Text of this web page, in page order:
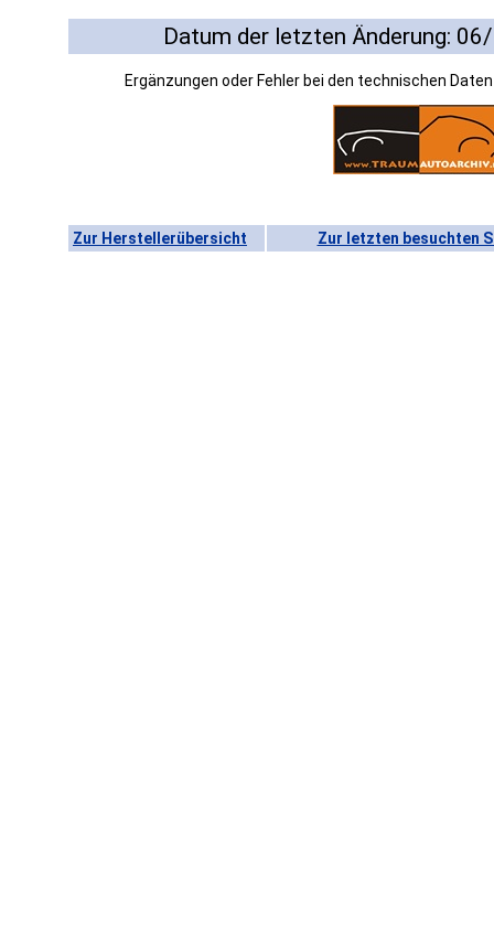
Datum der letzten Änderung:
Ergänzungen oder Fehler bei den technischen
Zur Herstellerübersicht Zur letzten besuchten